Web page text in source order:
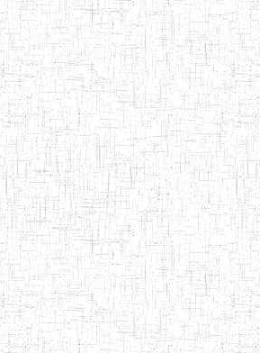
14/02/2007 ENIEG
AND
27/08/2015 ENIEG